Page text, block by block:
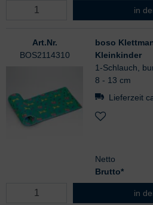
in
Art.Nr.
BOS2114310
boso
Kleinkinder
1-Schlauch,
8 - 13 cm
Lieferzeit
Netto
Brutto*
in